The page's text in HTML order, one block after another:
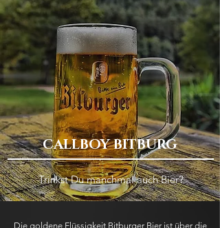
CALLBOY BITBURG
Trinkst Du manchmal auch Bier?
Die goldene Flüssigkeit Bitburger Bier ist über die